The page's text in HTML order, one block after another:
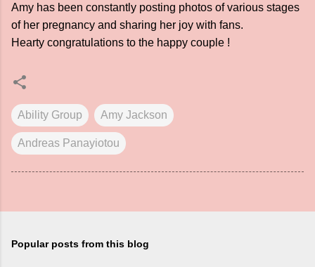
Amy has been constantly posting photos of various stages
of her pregnancy and sharing her joy with fans.
Hearty congratulations to the happy couple !
Ability Group Amy Jackson
Andreas Panayiotou
Popular posts from this blog